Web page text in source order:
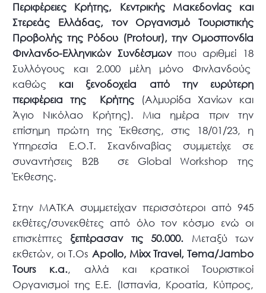
Περιφέρειες Κρήτης, Κεντρικής Μακεδονίας και
Στερεάς Ελλάδας, τον Οργανισμό Τουριστικής
Προβολής της Ρόδου (Protour), την Ομοσπονδία
Φινλανδο-Ελληνικών Συνδέσμων που αριθμεί 18
Συλλόγους και 2.000 μέλη μόνο Φινλανδούς
καθώς και ξενοδοχεία από την ευρύτερη
περιφέρεια της Κρήτης
(Αλμυρίδα Χανίων και
Άγιο Νικόλαο Κρήτης). Μια ημέρα πριν την
επίσημη πρώτη της Έκθεσης, στις 18/01/23, η
Υπηρεσία Ε.Ο.Τ. Σκανδιναβίας συμμετείχε σε
συναντήσεις Β2Β σε Global Workshop της
Έκθεσης.
Στην MATKA συμμετείχαν περισσότεροι από 945
εκθέτες/συνεκθέτες από όλο τον κόσμο ενώ οι
επισκέπτες ξεπέρασαν τις 50.000. Μεταξύ των
εκθετών, οι Τ.Οs Apollo, Mixx Travel, Tema/Jambo
Tours κ.α., αλλά και κρατικοί Τουριστικοί
Οργανισμοί της Ε.Ε. (Ισπανία, Κροατία, Κύπρος,